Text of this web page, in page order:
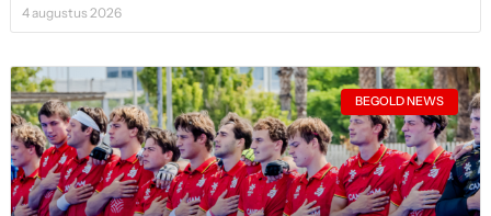
4 augustus 2026
BEGOLD NEWS